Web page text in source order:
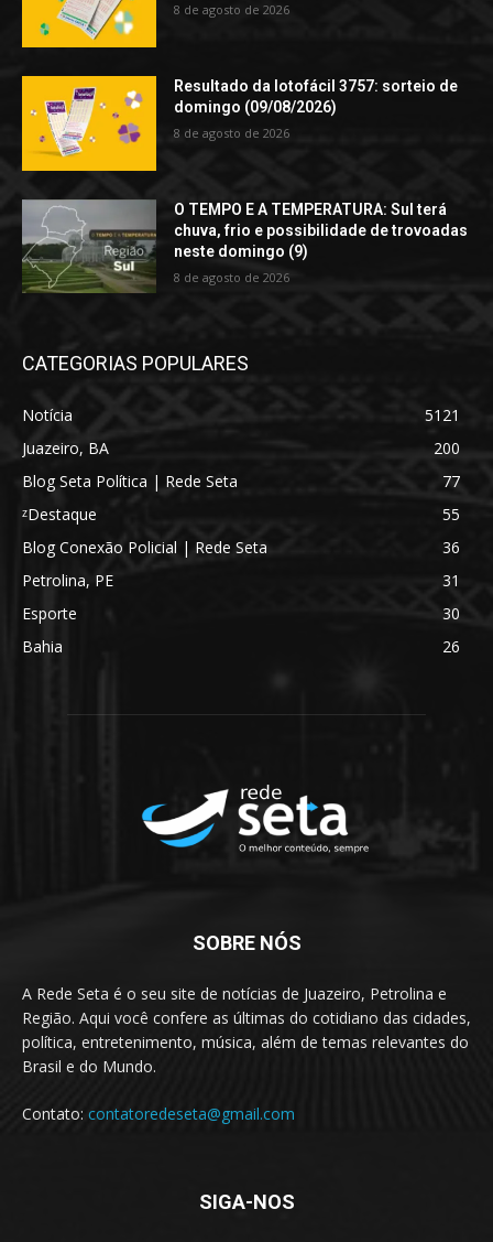
8 de agosto de 2026
Resultado da lotofácil 3757: sorteio de
domingo (09/08/2026)
8 de agosto de 2026
O TEMPO E A TEMPERATURA: Sul terá
chuva, frio e possibilidade de trovoadas
neste domingo (9)
8 de agosto de 2026
CATEGORIAS POPULARES
Notícia
5121
Juazeiro, BA
200
Blog Seta Política | Rede Seta
77
ᶻDestaque
55
Blog Conexão Policial | Rede Seta
36
Petrolina, PE
31
Esporte
30
Bahia
26
SOBRE NÓS
A Rede Seta é o seu site de notícias de Juazeiro, Petrolina e
Região. Aqui você confere as últimas do cotidiano das cidades,
política, entretenimento, música, além de temas relevantes do
Brasil e do Mundo.
Contato: contatoredeseta@gmail.com
SIGA-NOS